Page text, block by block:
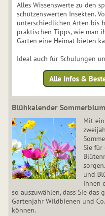
Alles Wissenswerte zu den
schützenswerten Insekten.
unterschiedlichen Arten bis
praktischen Tipps, wie man
Garten eine Heimat bieten
Ideal auch für Schulungen
Alle Infos &
Blühkalender
Mit
Sie für
und
Ihnen
so auszuwählen, dass Sie das
Gartenjahr Wildbienen und
können.